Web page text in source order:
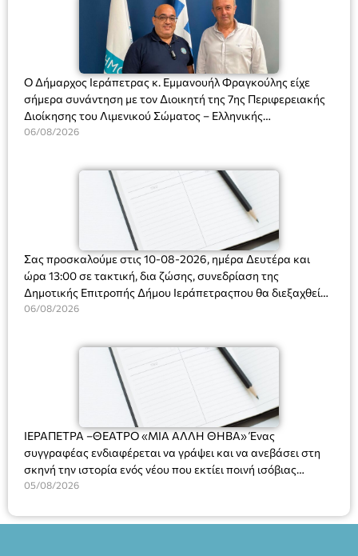
Ο Δήμαρχος Ιεράπετρας κ. Εμμανουήλ Φραγκούλης είχε
σήμερα συνάντηση με τον Διοικητή της 7ης Περιφερειακής
Διοίκησης του Λιμενικού Σώματος – Ελληνικής
Ακτοφυλακής (Λ.Σ.-ΕΛ.ΑΚΤ.), Αρχιπλοίαρχο Λ.Σ. κ. Ιωάννη
06/08/2026
Σας προσκαλούμε στις 10-08-2026, ημέρα Δευτέρα και
ώρα 13:00 σε τακτική, δια ζώσης, συνεδρίαση της
Δημοτικής Επιτροπής Δήμου Ιεράπετραςπου θα διεξαχθεί
στο Δημοτικό Κατάστημα, Δημοκρατίας 31 στην αίθουσα
και λήψη αποφάσεων στα παρακάτω θέματα:
06/08/2026
ΙΕΡΑΠΕΤΡΑ –ΘΕΑΤΡΟ «ΜΙΑ ΑΛΛΗ ΘΗΒΑ» Ένας
συγγραφέας ενδιαφέρεται να γράψει και να ανεβάσει στη
σκηνή την ιστορία ενός νέου που εκτίει ποινή ισόβιας
κάθειρξης για πατροκτονία. Ένα πολυβραβευμένο έργο για
ασθένεια, τον ερωτισμό. Ένα έργο αινιγματικό, συγκινητικό,
05/08/2026